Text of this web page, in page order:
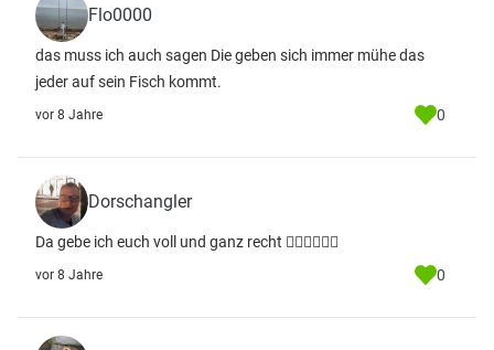
Flo0000
das muss ich auch sagen Die geben sich immer mühe das
jeder auf sein Fisch kommt.
vor 8 Jahre 0
Dorschangler
Da gebe ich euch voll und ganz recht 👍🏻🎣👍🏻🎣
vor 8 Jahre 0